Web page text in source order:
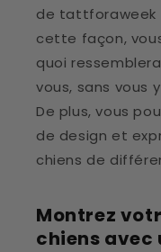
de tattforaweek
cette façon,
quoi
vous, sans vous
De plus, vous
de design et
chiens de
Montrez
chiens